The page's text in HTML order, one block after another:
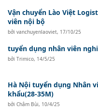
Vận chuyển Lào Việt
viên nội bộ
bởi vanchuyenlaoviet, 17/10/25
tuyển dụng nhân viên
bởi Trimico, 14/5/25
Hà Nội tuyển dụng Nhân
khẩu(28-35M)
bởi Châm Bùi, 10/4/25